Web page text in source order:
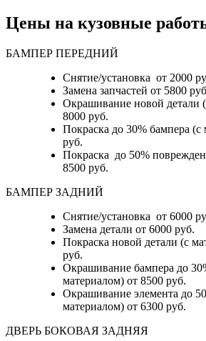
Цены на кузовные
БАМПЕР ПЕРЕДНИЙ
Снятие/установка от 2000
Замена запчастей от 5800
Окрашивание новой детали
8000 руб.
Покраска до 30% бампера (с
руб.
Покраска до 50%
8500 руб.
БАМПЕР ЗАДНИЙ
Снятие/установка от 6000
Замена детали от 6000 руб.
Покраска новой детали (с
руб.
Окрашивание бампера до
материалом) от 8500 руб.
Окрашивание элемента до
материалом) от 6300 руб.
ДВЕРЬ БОКОВАЯ ЗАДНЯЯ